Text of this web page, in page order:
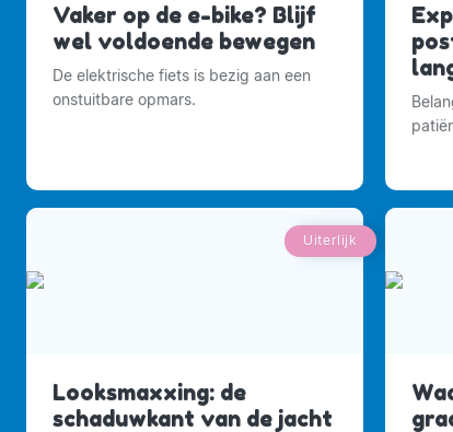
Vaker op de e-bike? Blijf
wel voldoende bewegen
De elektrische fiets is bezig aan een
onstuitbare opmars.
Uiterlijk
Looksmaxxing: de
schaduwkant van de jacht